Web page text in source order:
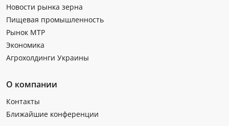
Новости рынка зерна
Пищевая промышленность
Рынок МТР
Экономика
Агрохолдинги Украины
О компании
Контакты
Ближайшие конференции